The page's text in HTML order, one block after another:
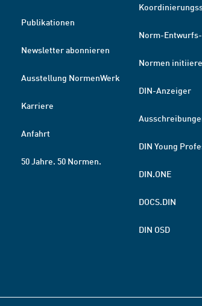
Publikationen
Newsletter abonnieren
Ausstellung NormenWerk
Karriere
Anfahrt
50 Jahre. 50 Normen.
Norm-
Normen
DIN-Anzeiger
DIN Young
DIN.ONE
DOCS.DIN
DIN OSD